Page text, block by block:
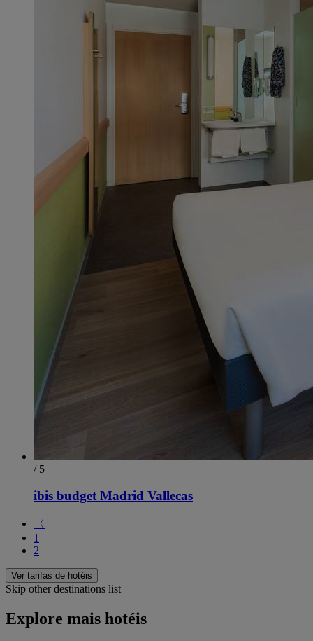
/ 5
ibis budget Madrid Vallecas
〈
1
2
Ver tarifas de hotéis
Skip other destinations list
Explore mais hotéis